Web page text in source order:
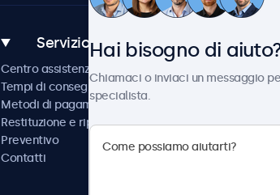
Servizio Clienti
Centro assistenza
Tempi di consegna
Metodi di pagamento
Restituzione e riparazione
Preventivo
Contatti
Notizie e
Beetronics
Lavora con noi
Hai bisogno di
Chiamaci o inviaci un messaggio
specialista.